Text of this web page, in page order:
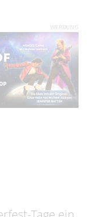
WERBUNG